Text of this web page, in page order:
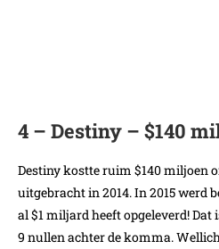
4 – Destiny – $140
Destiny kostte ruim $140 miljoen
uitgebracht in 2014. In 2015 werd
al $1 miljard heeft opgeleverd! Dat
9 nullen achter de komma.